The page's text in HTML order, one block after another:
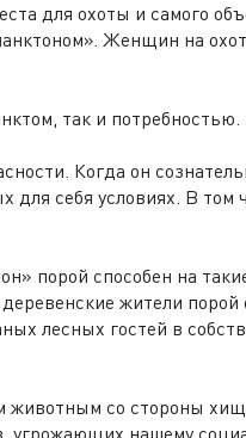
для охоты и самого
Женщин на
так и потребностью.
Когда он
себя условиях. В том
порой способен на
жители
лесных гостей в
животным со стороны
угрожающих нашему